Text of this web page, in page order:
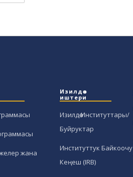
жана
Изилдөө
иштери
Изилдөө Институттары/
Буйруктар
Институттук Байкоочу
Кеңеш (IRB)